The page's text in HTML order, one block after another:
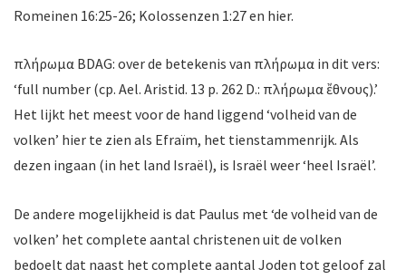
Romeinen 16:25-26; Kolossenzen 1:27 en hier.
πλήρωμα BDAG: over de betekenis van πλήρωμα in dit vers:
‘full number (cp. Ael. Aristid. 13 p. 262 D.: πλήρωμα ἔθνους).’
Het lijkt het meest voor de hand liggend ‘volheid van de
volken’ hier te zien als Efraïm, het tienstammenrijk. Als
dezen ingaan (in het land Israël), is Israël weer ‘heel Israël’.
De andere mogelijkheid is dat Paulus met ‘de volheid van de
volken’ het complete aantal christenen uit de volken
bedoelt dat naast het complete aantal Joden tot geloof zal